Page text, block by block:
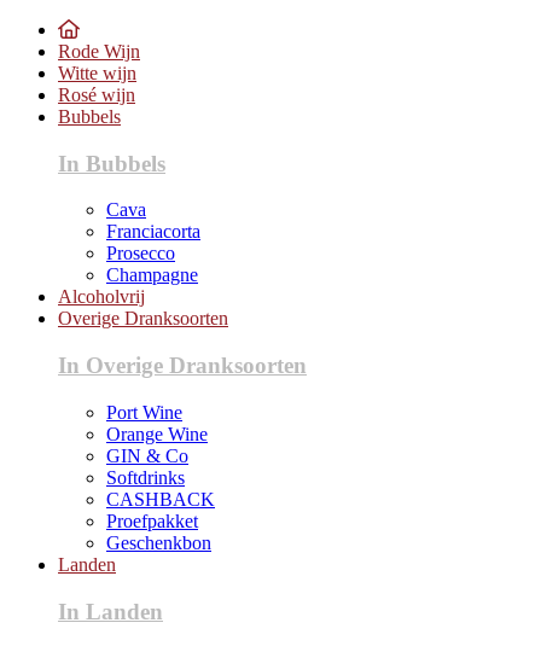
Rode Wijn
Witte wijn
Rosé wijn
Bubbels
In Bubbels
Cava
Franciacorta
Prosecco
Champagne
Alcoholvrij
Overige Dranksoorten
In Overige Dranksoorten
Port Wine
Orange Wine
GIN & Co
Softdrinks
CASHBACK
Proefpakket
Geschenkbon
Landen
In Landen